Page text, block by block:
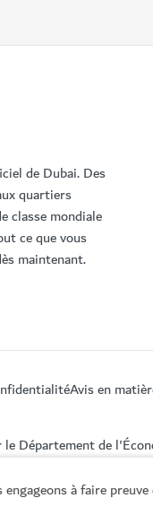
à faire
de Dubai. Des
quartiers
classe mondiale
ce que vous
maintenant.
Avis en
Département de